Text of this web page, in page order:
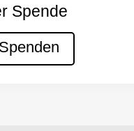
Spende
Spenden